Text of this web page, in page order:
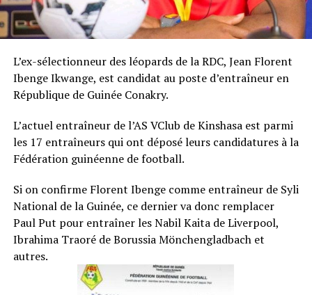
L’ex-sélectionneur des léopards de la RDC, Jean Florent
Ibenge Ikwange, est candidat au poste d’entraîneur en
République de Guinée Conakry.
L’actuel entraîneur de l’AS VClub de Kinshasa est parmi
les 17 entraîneurs qui ont déposé leurs candidatures à la
Fédération guinéenne de football.
Si on confirme Florent Ibenge comme entraîneur de Syli
National de la Guinée, ce dernier va donc remplacer
Paul Put pour entraîner les Nabil Kaita de Liverpool,
Ibrahima Traoré de Borussia Mönchengladbach et
autres.